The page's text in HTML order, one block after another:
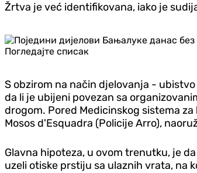
Žrtva je već identifikovana, iako je
S obzirom na način djelovanja -
da li je ubijeni povezan sa
drogom. Pored Medicinskog sistema
Mosos d'Esquadra (Policije Arro),
Glavna hipoteza, u ovom trenutku, je
uzeli otiske prstiju sa ulaznih vrata, na